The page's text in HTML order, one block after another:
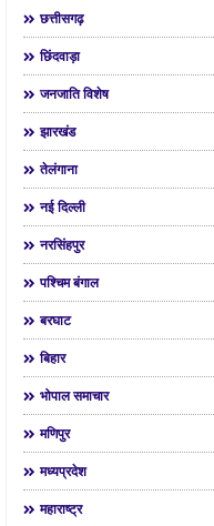
छत्तीसगढ़
छिंदवाड़ा
जनजाति विशेष
झारखंड
तेलंगाना
नई दिल्ली
नरसिंहपुर
पश्चिम बंगाल
बरघाट
बिहार
भोपाल समाचार
मणिपुर
मध्यप्रदेश
महाराष्ट्र